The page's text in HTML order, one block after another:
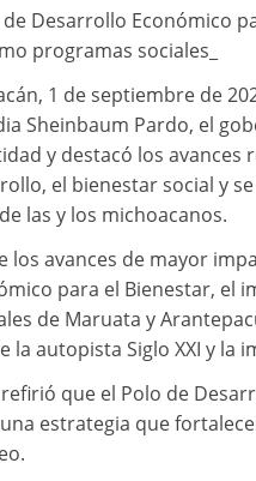
de Desarrollo Económico
programas sociales_
1 de septiembre de
Sheinbaum Pardo, el
y destacó los
el bienestar social y
las y los michoacanos.
los avances de mayor
para el Bienestar, el
de Maruata y
la autopista Siglo XXI y la
que el Polo de
estrategia que